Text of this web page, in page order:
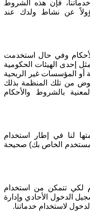
فإن هذه الشروط
عن نشاط ولدك عند
وفي حال استخدمت
إحدى الهيئات الحكومية
أو المؤسسات غير الربحية
من تلك المنظمة بذلك
بالشروط والأحكام
لنا في إطار استخدام
الخاص بك) صحيحة
لكي تتمكن من استخدام
الدخول الأحادي وإدارة
لاستخدام خدماتنا.